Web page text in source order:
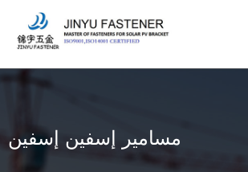
المحتوى
مسامير إسفين إسفين